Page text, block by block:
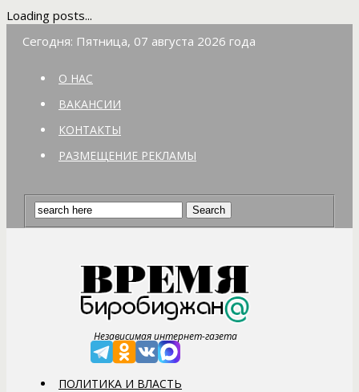
Loading posts...
Сегодня: Пятница, 07 августа 2026 года
О НАС
ВАКАНСИИ
КОНТАКТЫ
РАЗМЕЩЕНИЕ РЕКЛАМЫ
Независимая интернет-газета
ПОЛИТИКА И ВЛАСТЬ